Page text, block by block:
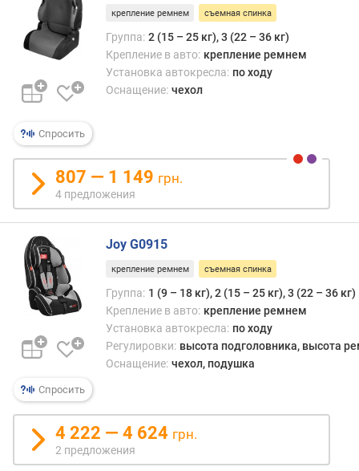
Спросить
крепление ремнем съемная спинка
Группа: 2 (15 – 25 кг), 3 (22 – 36 кг)
Крепление в авто: крепление ремнем
Установка автокресла: по ходу
Оснащение: чехол
807 — 1 149 грн.
4 предложения
Спросить
Joy G0915
крепление ремнем съемная спинка
Группа: 1 (9 – 18 кг), 2 (15 – 25 кг), 3 (22 – 36 кг)
Крепление в авто: крепление ремнем
Установка автокресла: по ходу
Регулировки: высота подголовника, высота
Оснащение: чехол, подушка
4 222 — 4 624 грн.
2 предложения